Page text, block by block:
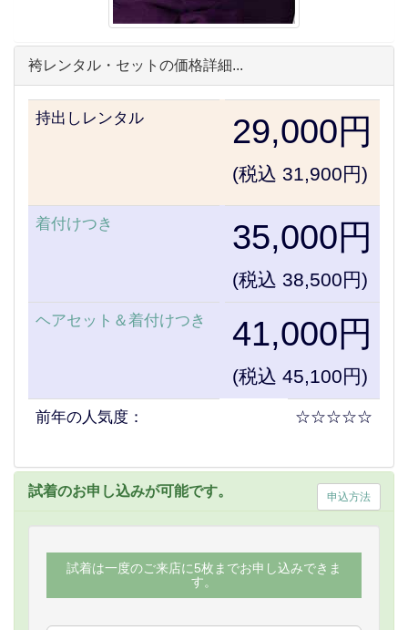
袴レンタル・セットの価格詳細...
持出しレンタル 29,000円
(税込 31,900円)
着付けつき 35,000円
(税込 38,500円)
ヘアセット＆着付けつき 41,000円
(税込 45,100円)
前年の人気度： ☆☆☆☆☆
申込方法
試着のお申し込みが可能です。
試着は一度のご来店に5枚までお申し込みできま
す。